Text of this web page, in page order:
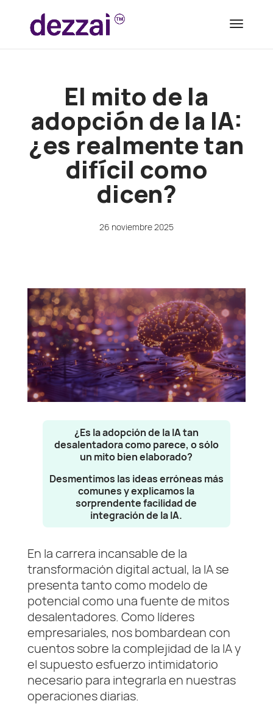
El mito de la
adopción de la IA:
¿es realmente tan
difícil como
dicen?
26 noviembre 2025
¿Es la adopción de la IA tan
desalentadora como parece, o sólo
un mito bien elaborado?
Desmentimos las ideas erróneas más
comunes y explicamos la
sorprendente facilidad de
integración de la IA.
En la carrera incansable de la
transformación digital actual, la IA se
presenta tanto como modelo de
potencial como una fuente de mitos
desalentadores. Como líderes
empresariales, nos bombardean con
cuentos sobre la complejidad de la IA y
el supuesto esfuerzo intimidatorio
necesario para integrarla en nuestras
operaciones diarias.